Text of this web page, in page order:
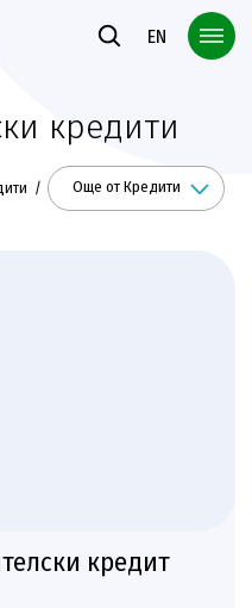
EN
кредити
Още от Кредити
кредит